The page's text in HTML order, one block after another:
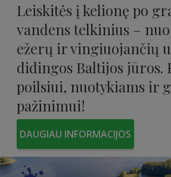
Leiskitės į kelionę po
vandens telkinius –
ežerų ir vingiuojančių
didingos Baltijos jūros.
poilsiui, nuotykiams ir
pažinimui!
DAUGIAU INFORMACIJOS